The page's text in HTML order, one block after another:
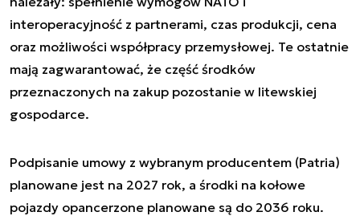
interoperacyjność z partnerami, czas produkcji, cena
oraz możliwości współpracy przemysłowej. Te ostatnie
mają zagwarantować, że część środków
przeznaczonych na zakup pozostanie w litewskiej
gospodarce.
Podpisanie umowy z wybranym producentem (Patria)
planowane jest na 2027 rok, a środki na kołowe
pojazdy opancerzone planowane są do 2036 roku.